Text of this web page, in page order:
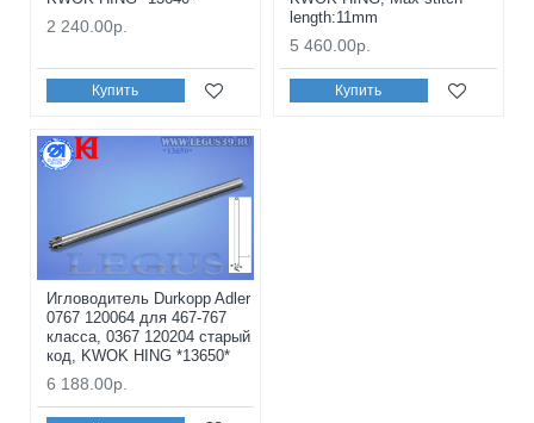
2 240.00р.
Купить
length:11mm
5 460.00р.
Купить
Игловодитель Durkopp Adler
0767 120064 для 467-767
класса, 0367 120204 старый
код, KWOK HING *13650*
6 188.00р.